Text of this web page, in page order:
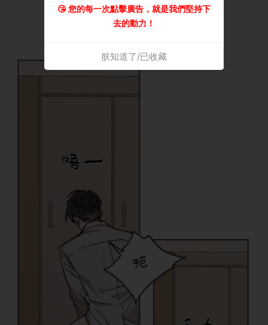
😘 您的每一次點擊廣告，就是我們堅持下
去的動力！
朕知道了/已收藏